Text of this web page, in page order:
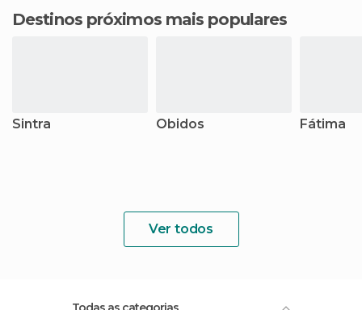
Destinos próximos mais populares
Sintra Óbidos Fátima
Ver todos